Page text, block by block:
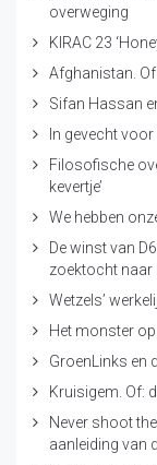
overweging
KIRAC 23
Afghanistan.
Sifan Hassan
In gevecht voor
Filosofische
kevertje’
We hebben
De winst van
zoektocht naar
Wetzels’
Het monster op
GroenLinks en
Kruisigem. Of:
Never shoot
aanleiding van